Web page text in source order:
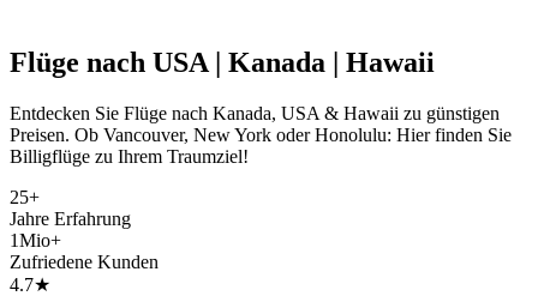
Flüge nach USA | Kanada | Hawaii
Entdecken Sie Flüge nach Kanada, USA & Hawaii zu günstigen
Preisen. Ob Vancouver, New York oder Honolulu: Hier finden Sie
Billigflüge zu Ihrem Traumziel!
25+
Jahre Erfahrung
1Mio+
Zufriedene Kunden
4.7★